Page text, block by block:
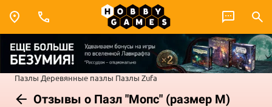
Пазлы Деревянные пазлы Пазлы Zufa
Отзывы о Пазл "Мопс" (размер М)